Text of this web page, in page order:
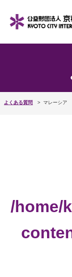
よくある質問 マレーシア
/home/